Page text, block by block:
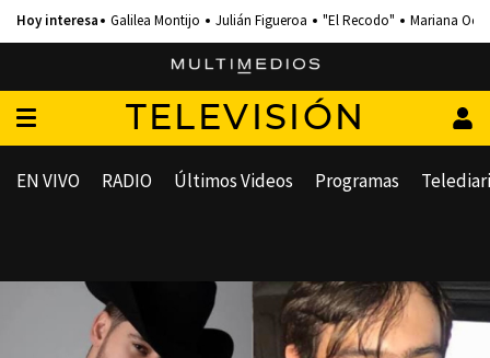
Galilea Montijo Julián Figueroa "El Recodo" Mariana
TELEVISIÓN
EN VIVO RADIO Últimos Videos Programas